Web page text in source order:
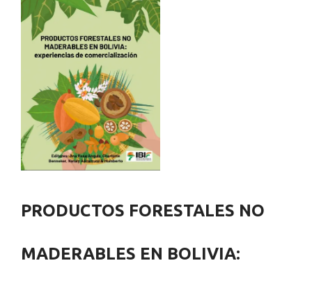
PRODUCTOS FORESTALES NO
MADERABLES EN BOLIVIA: